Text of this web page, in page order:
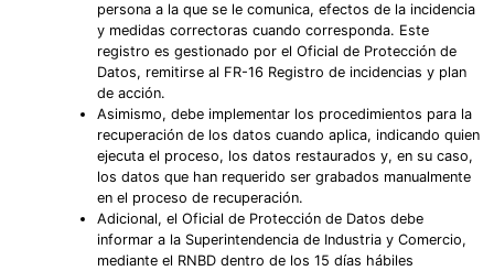
persona a la que se le comunica, efectos de la incidencia
y medidas correctoras cuando corresponda. Este
registro es gestionado por el Oficial de Protección de
Datos, remitirse al FR-16 Registro de incidencias y plan
de acción.
Asimismo, debe implementar los procedimientos para la
recuperación de los datos cuando aplica, indicando quien
ejecuta el proceso, los datos restaurados y, en su caso,
los datos que han requerido ser grabados manualmente
en el proceso de recuperación.
Adicional, el Oficial de Protección de Datos debe
informar a la Superintendencia de Industria y Comercio,
mediante el RNBD dentro de los 15 días hábiles